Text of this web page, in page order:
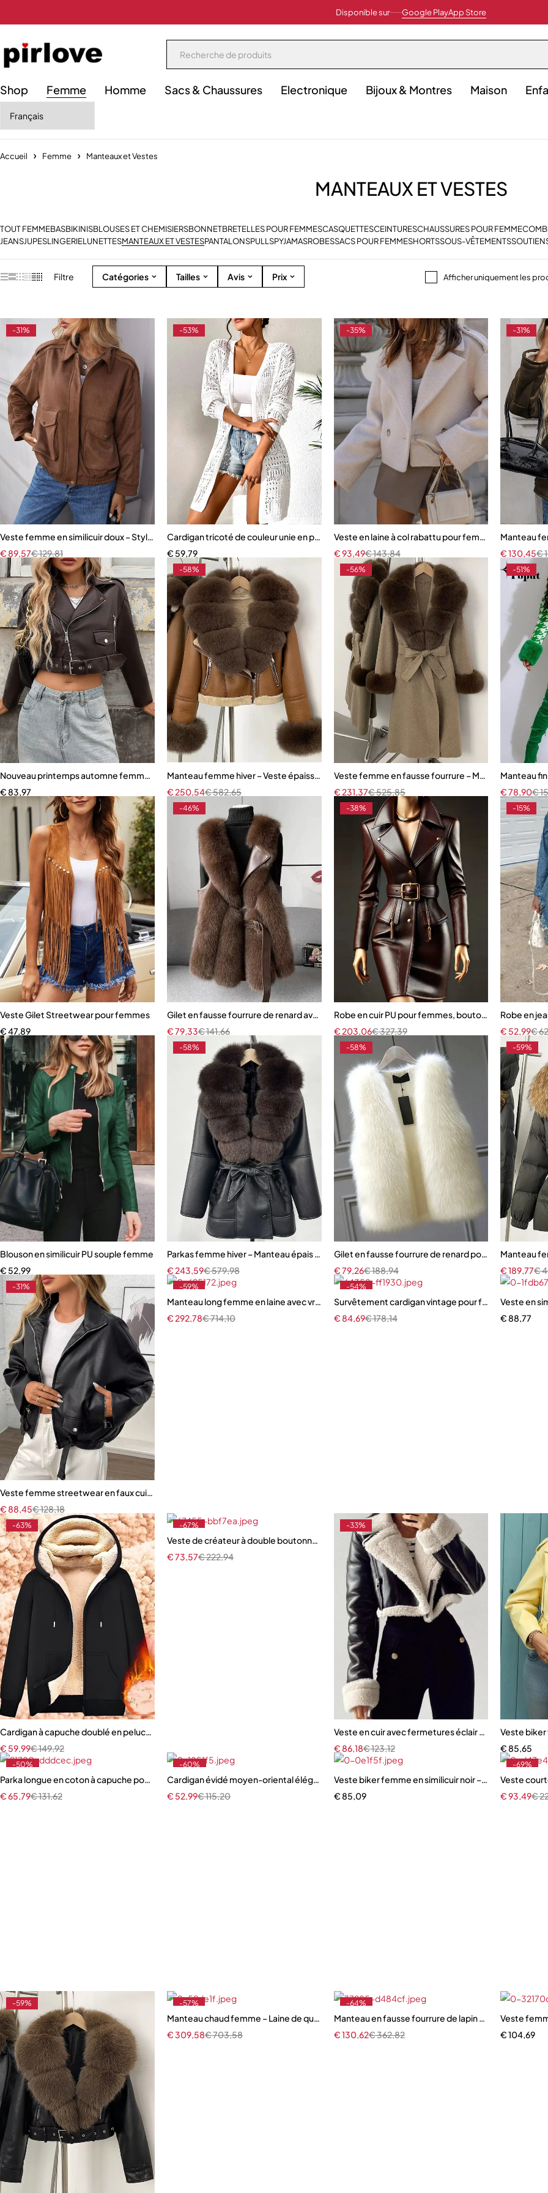
Disponible sur Google PlayApp Store
Shop Femme Homme Sacs & Chaussures Electronique Bijoux & Montres Maison
Accueil Femme Manteaux et Vestes
MANTEAUX ET VESTES
TOUT FEMMEBASBIKINISBLOUSES ET CHEMISIERSBONNETBRETELLES POUR FEMMESCASQUETTESCEINTURESCHAUSSURES POUR FEMME
JEANSJUPESLINGERIELUNETTESMANTEAUX ET VESTESPANTALONSPULLSPYJAMASROBESSACS POUR FEMMESHORTSSOUS-VÊTEMENTS
Afficher uniquement les
Filtre Catégories Tailles Avis Prix
-31%
Veste femme en similicuir doux – Style rétro ample avec zip et poches, parfaite pour le printemps et l’automne
€129,81
€ 89,57
-53%
Cardigan tricoté de couleur unie en polyester
€ 59,79
-35%
Veste en laine à col rabattu pour femme, pardessus
€143,84
€93,49
-31%
Manteau
€
€130,45
Nouveau printemps automne femmes courte fermeture éclair ceinture Faux cuir veste Vintage
€ 83,97
-58%
Manteau femme hiver – Veste épaisse en simili cuir avec poignets en fourrure naturelle de
€582,65
€250,54
-56%
Veste femme en fausse fourrure – Manteau long
€525,85
€231,37
-51%
Manteau
€
€78,90
Veste Gilet Streetwear pour femmes
€47,89
-46%
Gilet en fausse fourrure de renard avec ceinture pour femme
€141,66
€79,33
-38%
Robe en cuir PU pour femmes, bouton de couleur à
€327,39
€203,06
-15%
Robe en
€
€ 52,99
Blouson en similicuir PU souple femme
€ 52,99
-58%
Parkas femme hiver – Manteau épais en vraie fourrure de renard et agneau, coupe vintage et
€579,98
€243,59
-58%
Gilet en fausse fourrure de renard pour femme
€188,94
€79,26
-59%
Manteau
€
€189,77
-31%
Veste femme streetwear en faux cuir noir – Design moto chic pour mi-saison
€128,18
€ 88,45
-59%
Manteau long femme en laine avec vraie fourrure de renard – Veste à capuche ceinturée,
€714,10
€292,78
-54%
Survêtement cardigan vintage pour femme
€178,14
€ 84,69
Veste en
€ 88,77
-63%
Cardigan à capuche doublé en peluche pour homme et femme
€149,92
€ 59,99
-67%
Veste de créateur à double boutonnage pour femme, haut de gamme
€222,94
€73,57
-33%
Veste en cuir avec fermetures éclair pour femme
€123,12
€ 86,18
Veste
€ 85,65
-50%
Parka longue en coton à capuche pour femme
€131,62
€65,79
-60%
Cardigan évidé moyen-oriental élégant
€115,20
€ 52,99
Veste biker femme en similicuir noir – Coupe ample,
€ 85,09
-69%
Veste
€
€93,49
-59% -57%
Manteau chaud femme – Laine de qualité et col en vraie fourrure de renard, style raffiné et
€703,58
€309,58
-64%
Manteau en fausse fourrure de lapin pour femme
€362,82
€130,62
Veste
€104,69